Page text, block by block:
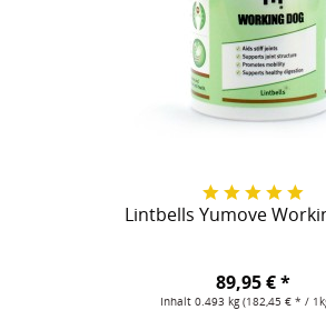
Lintbells Yumove
Inhalt0.493 kg(182,45 € * /
89,95 € *